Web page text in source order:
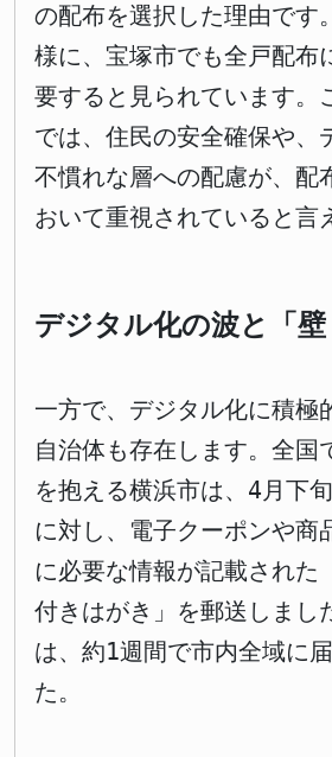
の配布を選択した理由です
様に、宝塚市でも全戸配布
要すると見られています。
では、住民の安全確保や、
不慣れな層への配慮が、配
おいて重視されていると言
デジタル化の波と「壁
一方で、デジタル化に積極
自治体も存在します。全国
を抱える横浜市は、4月下
に対し、電子クーポンや商
に必要な情報が記載された
付きはがき」を郵送しまし
は、約1週間で市内全域に
た。